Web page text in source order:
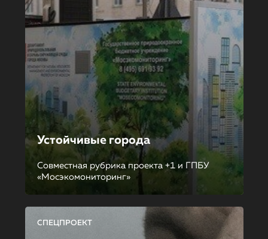
Устойчивые города
Совместная рубрика проекта +1 и ГПБУ
«Мосэкомониторинг»
СПЕЦПРОЕКТ